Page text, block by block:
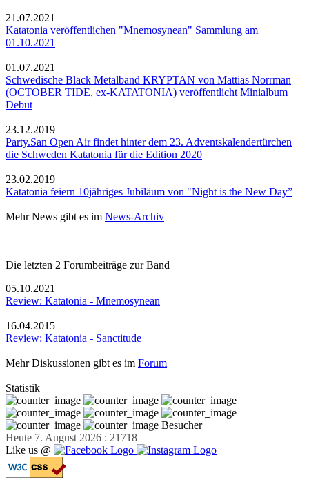
21.07.2021
Katatonia veröffentlichen "Mnemosynean" Sammlung am
01.10.2021
01.07.2021
Schwedische Black Metalband KRYPTAN von Mattias Norrman
(OCTOBER TIDE, ex-KATATONIA) veröffentlicht Minialbum
Debut
23.12.2019
Party.San Open Air findet hinter dem 23. Adventskalendertürchen
die Schweden Katatonia für die Edition 2020
23.02.2019
Katatonia feiern 10jähriges Jubiläum von "Night is the New Day”
Mehr News gibt es im News-Archiv
Die letzten 2 Forumbeiträge zur Band
05.10.2021
Review: Katatonia - Mnemosynean
16.04.2015
Review: Katatonia - Sanctitude
Mehr Diskussionen gibt es im Forum
Statistik
Besucher
Heute 7. August 2026 : 21718
Like us @